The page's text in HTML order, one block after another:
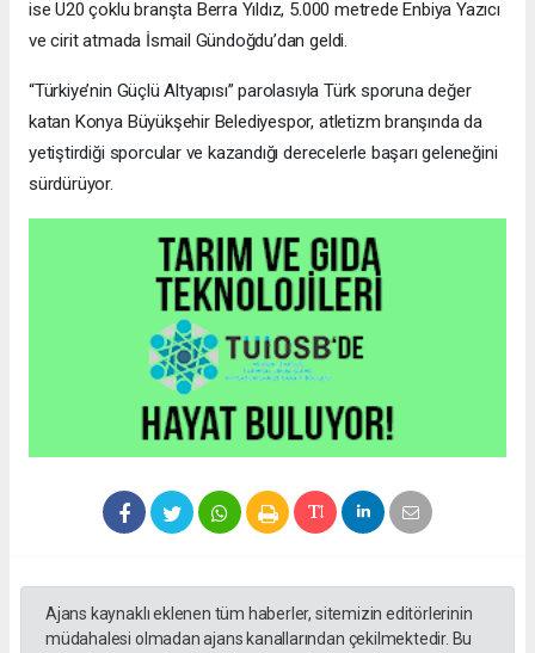
ise U20 çoklu branşta Berra Yıldız, 5.000 metrede Enbiya Yazıcı
ve cirit atmada İsmail Gündoğdu’dan geldi.
“Türkiye’nin Güçlü Altyapısı” parolasıyla Türk sporuna değer
katan Konya Büyükşehir Belediyespor, atletizm branşında da
yetiştirdiği sporcular ve kazandığı derecelerle başarı geleneğini
sürdürüyor.
Ajans kaynaklı eklenen tüm haberler, sitemizin editörlerinin
müdahalesi olmadan ajans kanallarından çekilmektedir. Bu